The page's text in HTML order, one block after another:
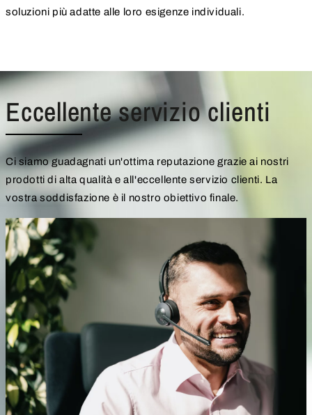
soluzioni più adatte alle loro esigenze individuali.
Eccellente servizio clienti
Ci siamo guadagnati un'ottima reputazione grazie ai nostri
prodotti di alta qualità e all'eccellente servizio clienti. La
vostra soddisfazione è il nostro obiettivo finale.